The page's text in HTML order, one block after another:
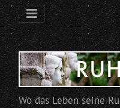
Wo das Leben seine